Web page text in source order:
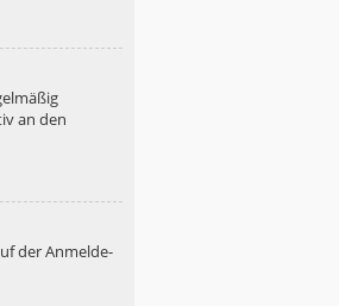
an den
der Anmelde-